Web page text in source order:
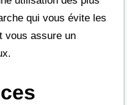
qui vous évite les
vous assure un